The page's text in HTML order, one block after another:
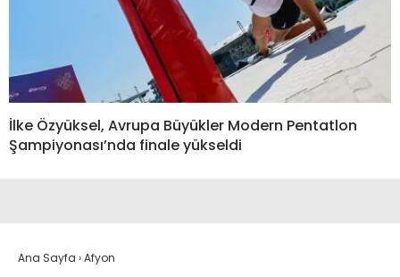
İlke Özyüksel, Avrupa Büyükler Modern Pentatlon
Şampiyonası’nda finale yükseldi
Ana Sayfa ›Afyon